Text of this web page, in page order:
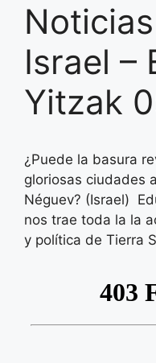
Israel –
Yitzak
¿Puede la basura
gloriosas ciudades
Néguev? (Israel)
nos trae toda la la
y política de Tierra